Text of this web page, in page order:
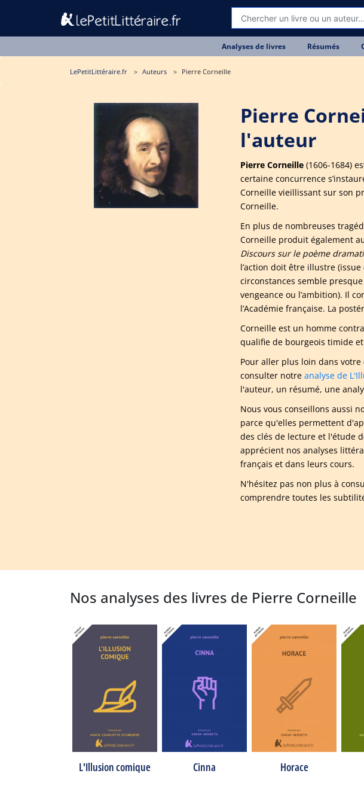
Analyses de livres Résumés
LePetitLittéraire.fr Auteurs Pierre Corneille
Pierre
l'auteur
Pierre Corneille (1606-1684)
certaine concurrence
Corneille vieillissant sur son
Corneille.
En plus de nombreuses
Corneille produit également
Discours sur le poème
l’action doit être illustre
circonstances semble
vengeance ou l’ambition). Il
l’Académie française. La
Corneille est un homme
qualifie de bourgeois timide
Pour aller plus loin dans
consulter notre analyse de
l'auteur, un résumé, une
Nous vous conseillons aussi
parce qu'elles permettent
des clés de lecture et l'étude
apprécient nos analyses
français et dans leurs cours.
N'hésitez pas non plus à
comprendre toutes les
Nos analyses des livres de Pierre Corneille
L'Illusion comique Cinna Horace